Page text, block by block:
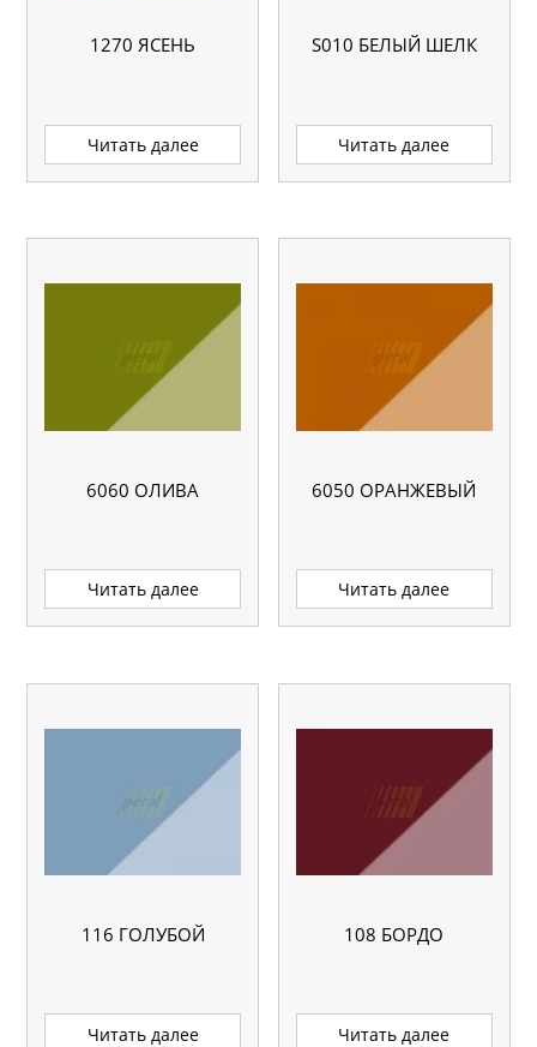
1270 ЯСЕНЬ
Читать далее
S010 БЕЛЫЙ ШЕЛК
Читать далее
6060 ОЛИВА
Читать далее
6050 ОРАНЖЕВЫЙ
Читать далее
116 ГОЛУБОЙ
Читать далее
108 БОРДО
Читать далее